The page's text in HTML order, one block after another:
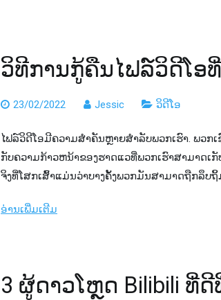
ວິ​ທີ​ການ​ກູ້​ຄືນ​ໄຟລ​໌​ວິ​ດີ​ໂອ​
23/02/2022 Jessic ວິດີໂອ
ໄຟລ໌ວິດີໂອມີຄວາມສໍາຄັນຫຼາຍສໍາລັບພວກເຮົາ. ພວກ
ກັບ​ຄວາມ​ກ້າວ​ຫນ້າ​ຂອງ​ຮາດ​ແວ​ທີ່​ພວກ​ເຮົາ​ສາ​ມາດ​ເ
ຈິງທີ່ໂສກເສົ້າແມ່ນວ່າບາງຄັ້ງພວກມັນສາມາດຖືກລຶບ
ອ່ານເພີ່ມເຕີມ
3 ຜູ້ດາວໂຫຼດ Bilibili ທີ່